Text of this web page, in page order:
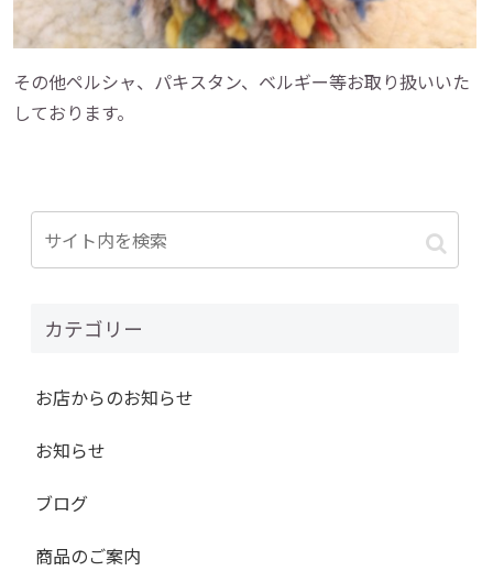
その他ペルシャ、パキスタン、ベルギー等お取り扱いいた
しております。
カテゴリー
お店からのお知らせ
お知らせ
ブログ
商品のご案内